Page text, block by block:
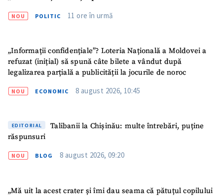
NOU POLITIC 11 ore în urmă
„Informații confidențiale”? Loteria Națională a Moldovei a
refuzat (inițial) să spună câte bilete a vândut după
legalizarea parțială a publicității la jocurile de noroc
NOU ECONOMIC 8 august 2026, 10:45
EDITORIAL
Talibanii la Chișinău: multe întrebări, puține
răspunsuri
NOU BLOG 8 august 2026, 09:20
„Mă uit la acest crater și îmi dau seama că pătuțul copilului
Titlu știre
+ Adaugă titlu
Fotografie
+ Încarcă imagine
Mesajul știrei
+ Mesajul știrei